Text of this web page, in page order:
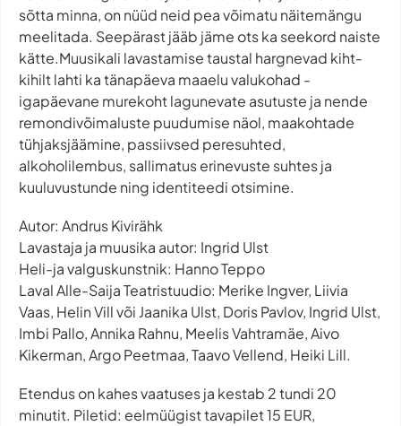
sõtta minna, on nüüd neid pea võimatu näitemängu
meelitada. Seepärast jääb jäme ots ka seekord naiste
kätte.Muusikali lavastamise taustal hargnevad kiht-
kihilt lahti ka tänapäeva maaelu valukohad -
igapäevane murekoht lagunevate asutuste ja nende
remondivõimaluste puudumise näol, maakohtade
tühjaksjäämine, passiivsed peresuhted,
alkoholilembus, sallimatus erinevuste suhtes ja
kuuluvustunde ning identiteedi otsimine.
Autor: Andrus Kivirähk
Lavastaja ja muusika autor: Ingrid Ulst
Heli-ja valguskunstnik: Hanno Teppo
Laval Alle-Saija Teatristuudio: Merike Ingver, Liivia
Vaas, Helin Vill või Jaanika Ulst, Doris Pavlov, Ingrid Ulst,
Imbi Pallo, Annika Rahnu, Meelis Vahtramäe, Aivo
Kikerman, Argo Peetmaa, Taavo Vellend, Heiki Lill.
Etendus on kahes vaatuses ja kestab 2 tundi 20
minutit. Piletid: eelmüügist tavapilet 15 EUR,